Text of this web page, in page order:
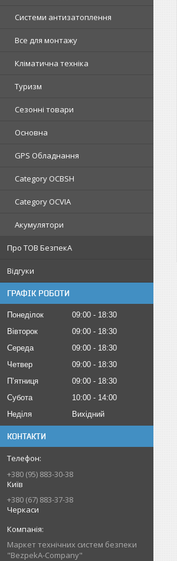
Системи антизатоплення
Все для монтажу
Кліматична техніка
Туризм
Сезонні товари
Основна
GPS Обладнання
Category OCBSH
Category OCVIA
Акумулятори
Про ТОВ БезпекА
Відгуки
ГРАФІК РОБОТИ
Понеділок 09:00
18:30
Вівторок
09:00
18:30
Середа
09:00
18:30
Четвер
09:00
18:30
Пʼятниця
09:00
18:30
Субота
10:00
14:00
Неділя
Вихідний
КОНТАКТИ
+380 (95) 883-30-38
Київ
+380 (67) 883-37-38
Черкаси
Маркет технічних систем безпеки
"BezpekA-Company"